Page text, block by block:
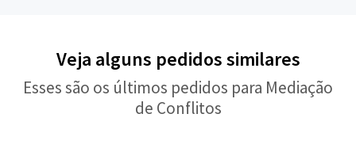
Veja alguns pedidos similares
Esses são os últimos pedidos para Mediação
de Conflitos